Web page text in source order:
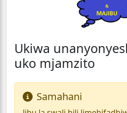
Ukiwa
uko mjamzito
Samahani